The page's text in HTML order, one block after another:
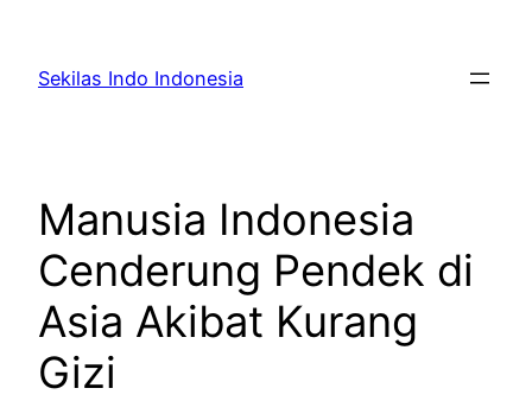
content
Sekilas Indo Indonesia
Manusia Indonesia
Cenderung Pendek di
Asia Akibat Kurang
Gizi